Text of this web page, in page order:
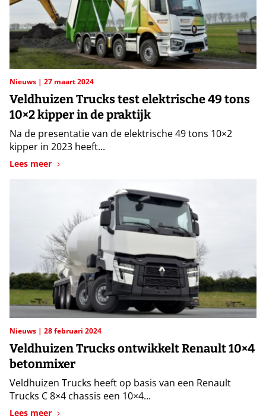
Nieuws 27 maart 2024
Veldhuizen Trucks test elektrische 49 tons
10×2 kipper in de praktijk
Na de presentatie van de elektrische 49 tons 10×2
kipper in 2023 heeft...
Lees meer
Nieuws 28 februari 2024
Veldhuizen Trucks ontwikkelt Renault 10×4
betonmixer
Veldhuizen Trucks heeft op basis van een Renault
Trucks C 8×4 chassis een 10×4...
Lees meer